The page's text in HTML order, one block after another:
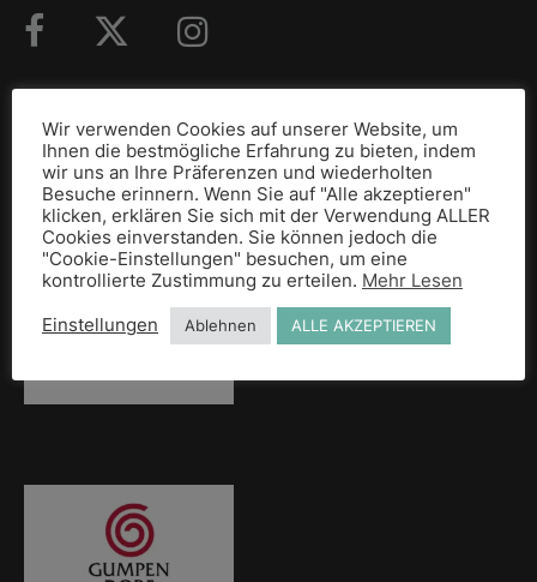
GEFÖRDERT DURCH
Wir verwenden Cookies auf unserer Website, um
Ihnen die bestmögliche Erfahrung zu bieten, indem
wir uns an Ihre Präferenzen und wiederholten
Besuche erinnern. Wenn Sie auf "Alle akzeptieren"
klicken, erklären Sie sich mit der Verwendung ALLER
Cookies einverstanden. Sie können jedoch die
"Cookie-Einstellungen" besuchen, um eine
kontrollierte Zustimmung zu erteilen. Mehr Lesen
Einstellungen Ablehnen ALLE AKZEPTIEREN